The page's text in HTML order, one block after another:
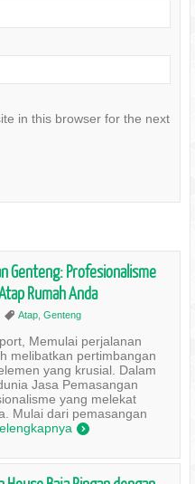
in this browser for the next
Genteng: Profesionalisme
Rumah Anda
, Atap, Genteng
Memulai perjalanan
melibatkan pertimbangan
yang krusial. Dalam
Jasa Pemasangan
yang melekat
Mulai dari pemasangan
)